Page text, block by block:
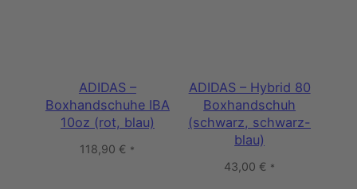
ADIDAS –
Boxhandschuhe IBA
10oz (rot, blau)
118,90 € *
ADIDAS – Hybrid 80
Boxhandschuh
(schwarz, schwarz-
blau)
43,00 € *